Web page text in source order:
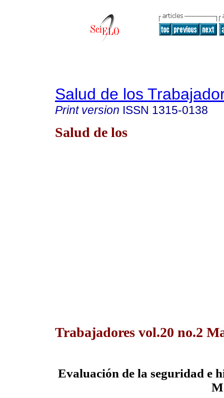
Salud de los
Print version ISSN 1315-0138
Salud de los
Trabajadores vol.20 no.2
Evaluación de la seguridad e